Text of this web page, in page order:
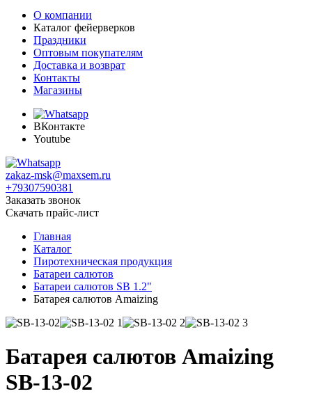
О компании
Каталог фейерверков
Праздники
Оптовым покупателям
Доставка и возврат
Контакты
Магазины
ВКонтакте
Youtube
zakaz-msk@maxsem.ru
+79307590381
Заказать звонок
Скачать прайс-лист
Главная
Каталог
Пиротехническая продукция
Батареи салютов
Батареи салютов SB 1.2"
Батарея салютов Amaizing
Батарея салютов Amaizing
SB-13-02